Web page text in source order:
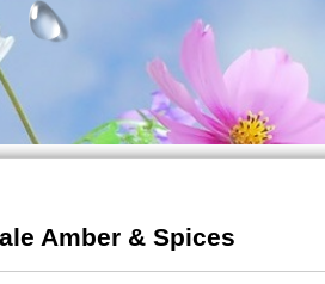
Amber & Spices